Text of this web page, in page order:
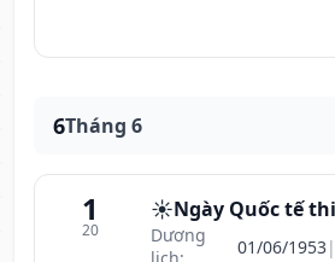
6Tháng 6
1
20
☀️Ngày Quốc tế
Dương
01/06/1953